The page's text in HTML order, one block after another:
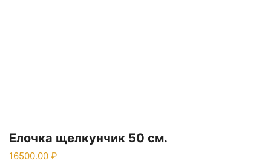
Елочка щелкунчик 50 см.
16500.00